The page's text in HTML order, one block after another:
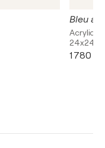
Bleu
24x24in
1 780